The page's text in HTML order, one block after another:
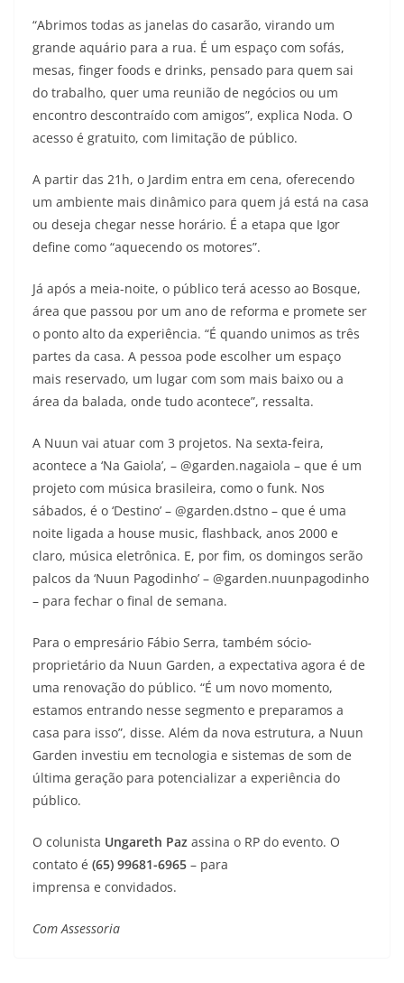
“Abrimos todas as janelas do casarão, virando um
grande aquário para a rua. É um espaço com sofás,
mesas, finger foods e drinks, pensado para quem sai
do trabalho, quer uma reunião de negócios ou um
encontro descontraído com amigos”, explica Noda. O
acesso é gratuito, com limitação de público.
A partir das 21h, o Jardim entra em cena, oferecendo
um ambiente mais dinâmico para quem já está na casa
ou deseja chegar nesse horário. É a etapa que Igor
define como “aquecendo os motores”.
Já após a meia-noite, o público terá acesso ao Bosque,
área que passou por um ano de reforma e promete ser
o ponto alto da experiência. “É quando unimos as três
partes da casa. A pessoa pode escolher um espaço
mais reservado, um lugar com som mais baixo ou a
área da balada, onde tudo acontece”, ressalta.
A Nuun vai atuar com 3 projetos. Na sexta-feira,
acontece a ‘Na Gaiola’, – @garden.nagaiola – que é um
projeto com música brasileira, como o funk. Nos
sábados, é o ‘Destino’ – @garden.dstno – que é uma
noite ligada a house music, flashback, anos 2000 e
claro, música eletrônica. E, por fim, os domingos serão
palcos da ‘Nuun Pagodinho’ – @garden.nuunpagodinho
– para fechar o final de semana.
Para o empresário Fábio Serra, também sócio-
proprietário da Nuun Garden, a expectativa agora é de
uma renovação do público. “É um novo momento,
estamos entrando nesse segmento e preparamos a
casa para isso”, disse. Além da nova estrutura, a Nuun
Garden investiu em tecnologia e sistemas de som de
última geração para potencializar a experiência do
público.
O colunista Ungareth Paz assina o RP do evento. O
contato é (65) 99681-6965 – para
imprensa e convidados.
Com Assessoria